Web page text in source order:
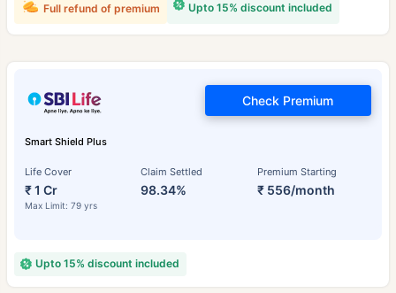
Upto 15% discount included
Full refund of premium
Smart Shield Plus
Life Cover
₹ 1 Cr
Max Limit: 79 yrs
Claim Settled
98.34%
Premium Starting
₹ 556/month
Check Premium
Upto 15% discount included